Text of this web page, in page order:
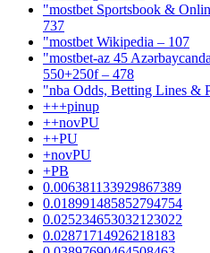
"‎mostbet Sportsbook &
737
"mostbet Wikipedia – 107
"mostbet-az 45
550+250f – 478
"nba Odds, Betting Lines &
+++pinup
++novPU
++PU
+novPU
+PB
0.006381133929867389
0.018991485852794754
0.025234653032123022
0.02871714926218183